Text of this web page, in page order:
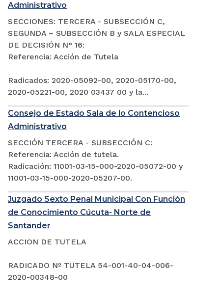
Administrativo
SECCIONES: TERCERA - SUBSECCIÓN C,
SEGUNDA – SUBSECCIÓN B y SALA ESPECIAL
DE DECISIÓN N° 16:
Referencia: Acción de Tutela
Radicados: 2020-05092-00, 2020-05170-00,
2020-05221-00, 2020 03437 00 y la...
Consejo de Estado Sala de lo Contencioso
Administrativo
SECCIÓN TERCERA - SUBSECCIÓN C:
Referencia: Acción de tutela.
Radicación: 11001-03-15-000-2020-05072-00 y
11001-03-15-000-2020-05207-00.
Juzgado Sexto Penal Municipal Con Función
de Conocimiento Cúcuta- Norte de
Santander
ACCION DE TUTELA
RADICADO Nº TUTELA 54-001-40-04-006-
2020-00348-00